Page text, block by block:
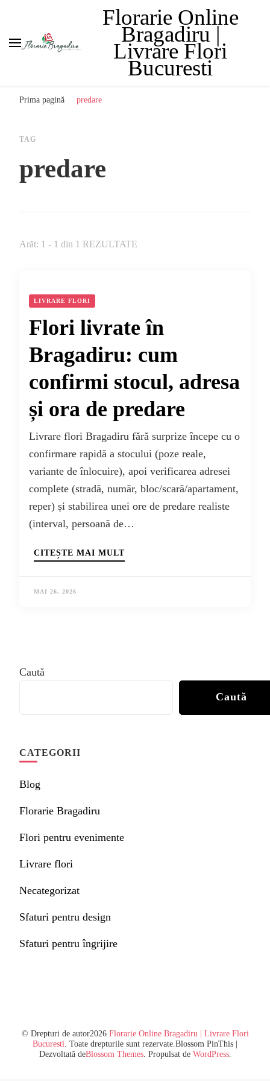
Florarie Online
Bragadiru |
Livrare Flori
Bucuresti
Prima pagină predare
TAG
predare
Arăt: 1 - 1 din 1 REZULTATE
LIVRARE FLORI
Flori livrate în
Bragadiru: cum
confirmi stocul, adresa
și ora de predare
Livrare flori Bragadiru fără surprize începe cu o
confirmare rapidă a stocului (poze reale,
variante de înlocuire), apoi verificarea adresei
complete (stradă, număr, bloc/scară/apartament,
reper) și stabilirea unei ore de predare realiste
(interval, persoană de…
CITEȘTE MAI MULT
MAI 26, 2026
Caută
Caută
CATEGORII
Blog
Florarie Bragadiru
Flori pentru evenimente
Livrare flori
Necategorizat
Sfaturi pentru design
Sfaturi pentru îngrijire
© Drepturi de autor2026 Florarie Online Bragadiru | Livrare Flori
Bucuresti. Toate drepturile sunt rezervate.Blossom PinThis |
Dezvoltată deBlossom Themes. Propulsat de WordPress.